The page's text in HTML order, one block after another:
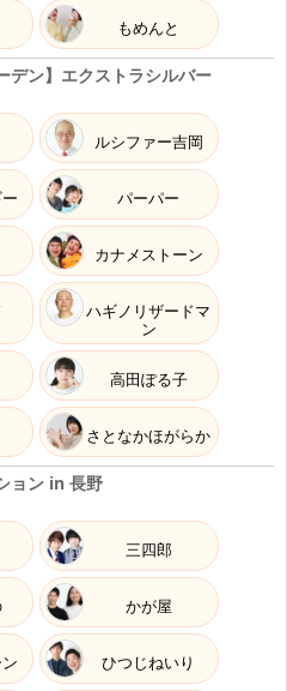
もめんと
デン】エクストラシルバー
ルシファー吉岡
パーパー
カナメストーン
ハギノリザードマ
ン
高田ぽる子
さとなかほがらか
ョン in 長野
三四郎
かが屋
ひつじねいり